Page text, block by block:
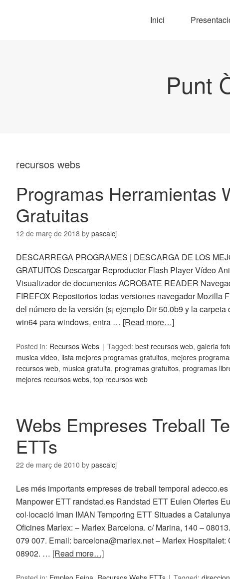
Inici
Punt
recursos webs
Programas Herramientas
Gratuitas
12 de març de 2018 by pascalcj
DESCARREGA PROGRAMES | DESCARGA DE LOS
GRATUITOS Descargar Reproductor Flash Player Vídeo
Visualizador de documentos ACROBATE READER
FIREFOX Repositorios todas versiones navegador Mozilla
del número de la versión (s¡ ejemplo Dir 50.0b9 y la
win64 para windows, entra … [Read more…]
Posted in: Recursos Webs Tagged: best recursos web, galeria
musica video, lista mejores programas gratuitos, mejores
recursos web, musica gratuita, programas gratuitos, programas
mejores recursos webs, top recursos web
Webs Empreses Treball
ETTs
22 de març de 2010 by pascalcj
Les més importants empreses de treball temporal
Manpower ETT randstad.es Randstad ETT Eulen Ofertes
col·locació Iman IMAN Temporing ETT Situades a
Oficines Marlex: – Marlex Barcelona. c/ Marina, 140 –
079 007. Email: barcelona@marlex.net – Marlex Hospitalet:
08902. … [Read more…]